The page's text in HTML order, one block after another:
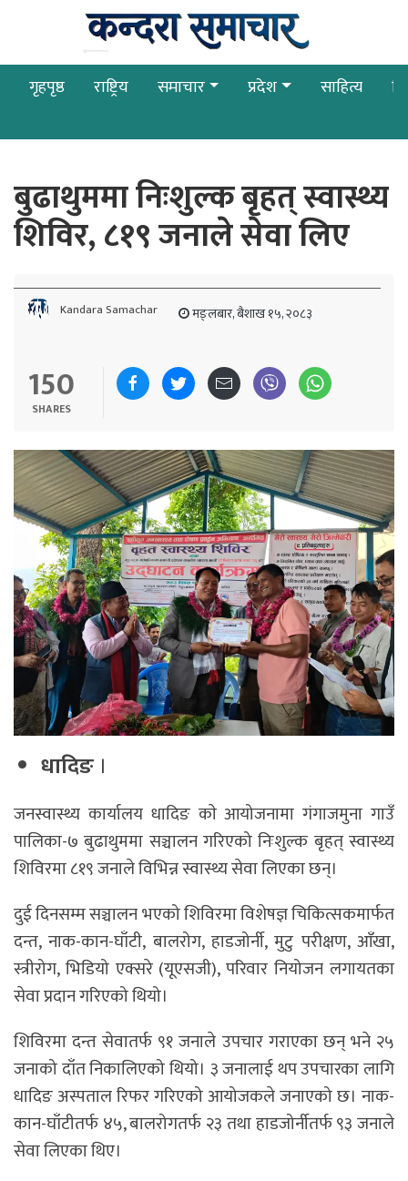
गृहपृष्ठ राष्ट्रिय समाचार प्रदेश साहित्य
बुढाथुममा निःशुल्क बृहत् स्वास्थ्य
शिविर, ८१९ जनाले सेवा लिए
Kandara Samachar मङ्लबार, बैशाख १५, २०८३
150
SHARES
धादिङ ।
जनस्वास्थ्य कार्यालय धादिङ काे आयोजनामा गंगाजमुना गाउँ
पालिका-७ बुढाथुममा सञ्चालन गरिएको निःशुल्क बृहत् स्वास्थ्य
शिविरमा ८१९ जनाले विभिन्न स्वास्थ्य सेवा लिएका छन्।
दुई दिनसम्म सञ्चालन भएको शिविरमा विशेषज्ञ चिकित्सकमार्फत
दन्त, नाक-कान-घाँटी, बालरोग, हाडजोर्नी, मुटु परीक्षण, आँखा,
स्त्रीरोग, भिडियो एक्सरे (यूएसजी), परिवार नियोजन लगायतका
सेवा प्रदान गरिएको थियो।
शिविरमा दन्त सेवातर्फ ९१ जनाले उपचार गराएका छन् भने २५
जनाको दाँत निकालिएको थियो। ३ जनालाई थप उपचारका लागि
धादिङ अस्पताल रिफर गरिएको आयोजकले जनाएको छ। नाक-
कान-घाँटीतर्फ ४५, बालरोगतर्फ २३ तथा हाडजोर्नीतर्फ ९३ जनाले
सेवा लिएका थिए।